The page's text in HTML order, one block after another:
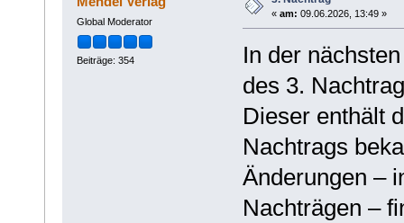
Global Moderator
Beiträge: 354
« am: 09.06.2026, 13:49 »
In der
des 3.
Dieser enthält
Nachtrags
Änderungen –
Nachträgen –